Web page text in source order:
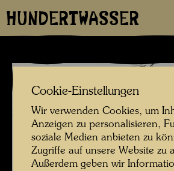
HUNDERTWASSER
Cookie-Einstellungen
Wir verwenden Cookies, um
Anzeigen zu personalisieren,
soziale Medien anbieten zu
Zugriffe auf unsere Website zu
Außerdem geben wir